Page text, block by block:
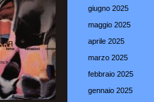
giugno 2025
maggio 2025
aprile 2025
marzo 2025
febbraio 2025
gennaio 2025